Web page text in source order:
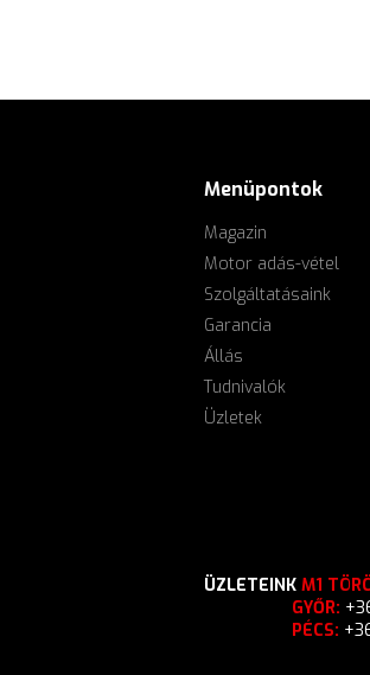
Menüpontok
Magazin
Motor adás-vétel
Szolgáltatásaink
Garancia
Állás
Tudnivalók
Üzletek
ÜZLETEINK M1
GYŐR:
PÉCS: